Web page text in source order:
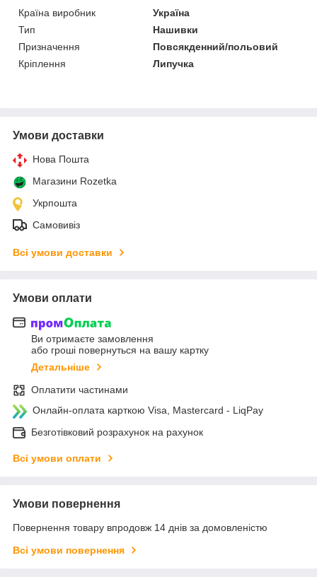
Країна виробник
Україна
Тип
Нашивки
Призначення
Повсякденний/польовий
Кріплення
Липучка
Умови доставки
Нова Пошта
Магазини Rozetka
Укрпошта
Самовивіз
Всі умови доставки
Умови оплати
Ви отримаєте замовлення
або гроші повернуться на вашу картку
Детальніше
Оплатити частинами
Онлайн-оплата карткою Visa, Mastercard - LiqPay
Безготівковий розрахунок на рахунок
Всі умови оплати
Умови повернення
Повернення товару впродовж 14 днів за домовленістю
Всі умови повернення